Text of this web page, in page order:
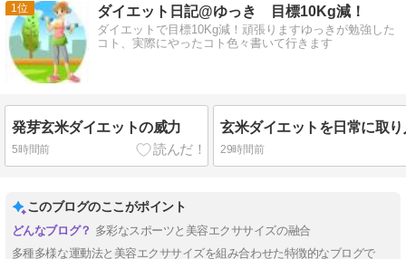
1 ダイエット日記@ゆっき 目標10Kg減！
ダイエットで目標10Kg減！頑張りますゆっきが勉強した
コト、実際にやったコト色々書いて行きます
発芽玄米ダイエットの威力
5時間前 29時間前
このブログのここがポイント
多彩なスポーツと美容エクササイズの融合
多種多様な運動法と美容エクササイズを組み合わせた特徴的なブログで